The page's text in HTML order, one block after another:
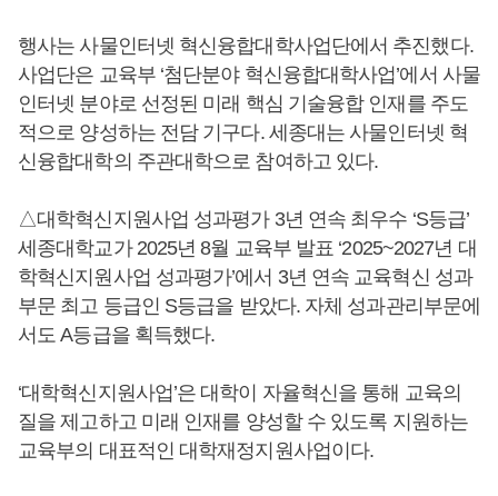
행사는 사물인터넷 혁신융합대학사업단에서 추진했다.
사업단은 교육부 ‘첨단분야 혁신융합대학사업’에서 사물
인터넷 분야로 선정된 미래 핵심 기술융합 인재를 주도
적으로 양성하는 전담 기구다. 세종대는 사물인터넷 혁
신융합대학의 주관대학으로 참여하고 있다.
△대학혁신지원사업 성과평가 3년 연속 최우수 ‘S등급’
세종대학교가 2025년 8월 교육부 발표 ‘2025~2027년 대
학혁신지원사업 성과평가’에서 3년 연속 교육혁신 성과
부문 최고 등급인 S등급을 받았다. 자체 성과관리부문에
서도 A등급을 획득했다.
‘대학혁신지원사업’은 대학이 자율혁신을 통해 교육의
질을 제고하고 미래 인재를 양성할 수 있도록 지원하는
교육부의 대표적인 대학재정지원사업이다.